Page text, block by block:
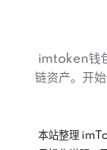
imtoken钱
链资产。开
本站整理